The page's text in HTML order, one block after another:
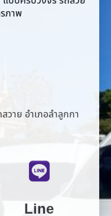
าย อำเภอลำลูกกา
Line
van958